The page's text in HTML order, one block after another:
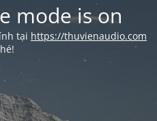
mode is on
tại https://thuvienaudio.com